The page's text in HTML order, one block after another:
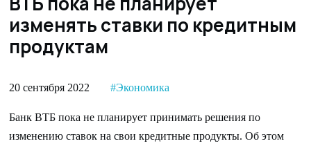
изменять ставки по кредитным
продуктам
20 сентября 2022 #Экономика
Банк ВТБ пока не планирует принимать решения по
изменению ставок на свои кредитные продукты. Об этом